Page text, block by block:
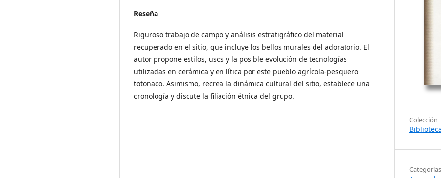
Reseña
Riguroso trabajo de campo y análisis estratigráfico del material
recuperado en el sitio, que incluye los bellos murales del adoratorio. El
autor propone estilos, usos y la posible evolución de tecnologías
utilizadas en cerámica y en lítica por este pueblo agrícola-pesquero
totonaco. Asimismo, recrea la dinámica cultural del sitio, establece una
cronología y discute la filiación étnica del grupo.
Colección
Categorías